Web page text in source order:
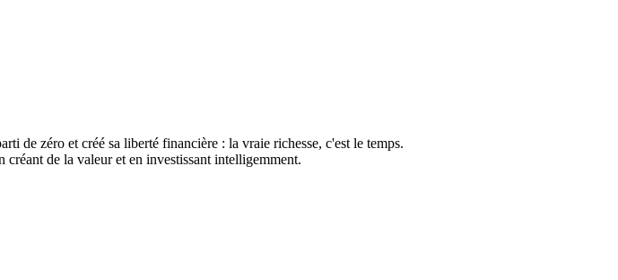
de zéro et créé sa liberté financière : la vraie richesse, c'est le temps.
de la valeur et en investissant intelligemment.